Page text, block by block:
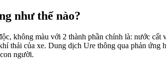
như thế nào?
không màu với 2 thành phần chính là: nước
thải của xe. Dung dịch Ure thông qua phản
người.